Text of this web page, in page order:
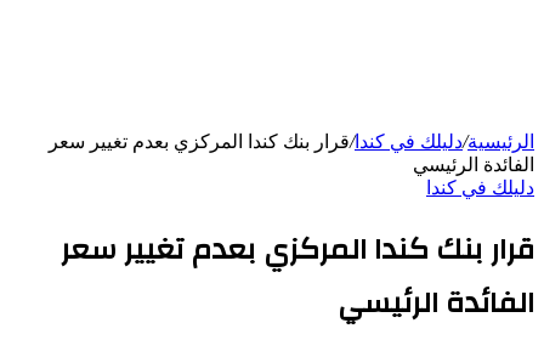
الرئيسية/دليلك في كندا/قرار بنك كندا المركزي بعدم تغيير سعر
الفائدة الرئيسي
دليلك في كندا
قرار بنك كندا المركزي بعدم تغيير سعر
الفائدة الرئيسي